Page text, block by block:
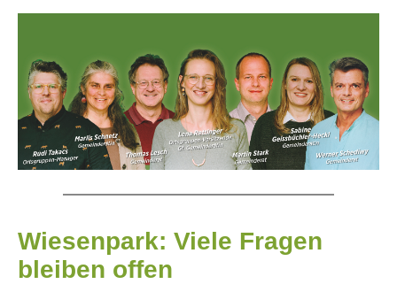
Wiesenpark: Viele Fragen
bleiben offen